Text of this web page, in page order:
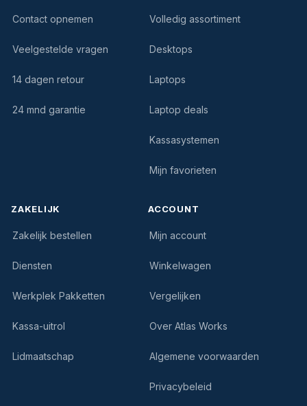
Contact opnemen
Veelgestelde vragen
14 dagen retour
24 mnd garantie
Volledig assortiment
Desktops
Laptops
Laptop deals
Kassasystemen
Mijn favorieten
ZAKELIJK
Zakelijk bestellen
Diensten
Werkplek Pakketten
Kassa-uitrol
Lidmaatschap
ACCOUNT
Mijn account
Winkelwagen
Vergelijken
Over Atlas Works
Algemene voorwaarden
Privacybeleid